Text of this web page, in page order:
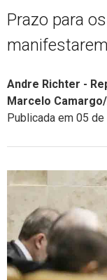
Prazo para
Andre Richter -
Marcelo
Publicada em 05